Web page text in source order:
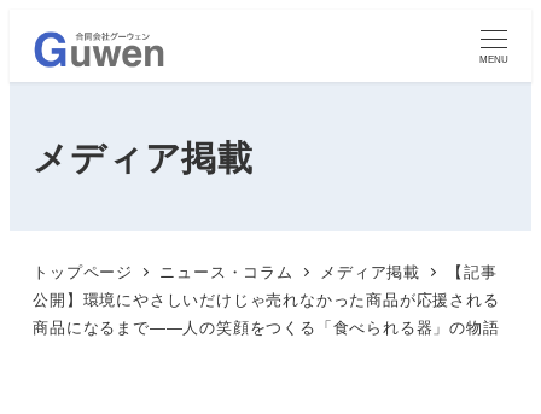
MENU
メディア掲載
トップページ ニュース・コラム メディア掲載
【記事
公開】環境にやさしいだけじゃ売れなかった商品が応援される
商品になるまで――人の笑顔をつくる「食べられる器」の物語